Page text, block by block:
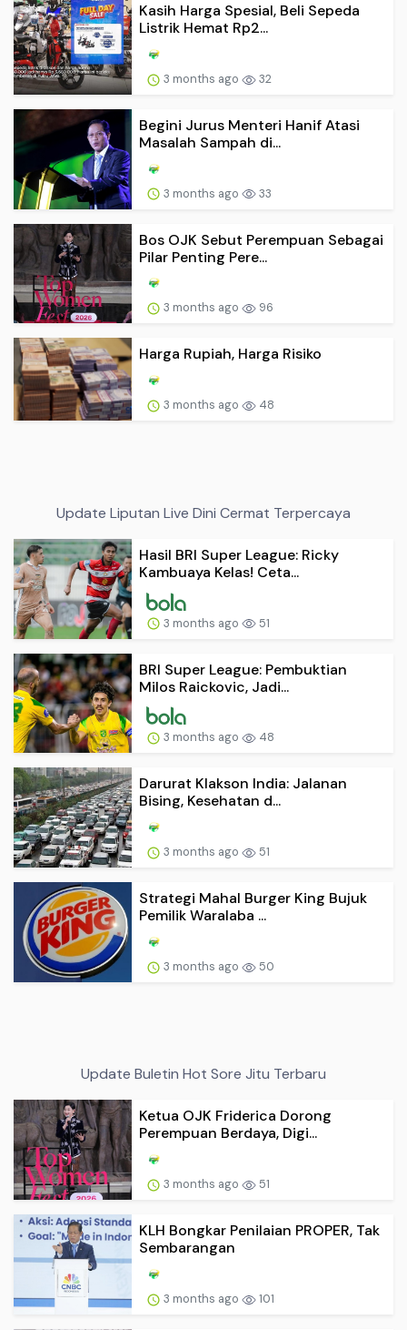
Kasih Harga Spesial, Beli Sepeda
Listrik Hemat Rp2...
3 months ago 32
Begini Jurus Menteri Hanif Atasi
Masalah Sampah di...
3 months ago 33
Bos OJK Sebut Perempuan Sebagai
Pilar Penting Pere...
3 months ago 96
Harga Rupiah, Harga Risiko
3 months ago 48
Update Liputan Live Dini Cermat Terpercaya
Hasil BRI Super League: Ricky
Kambuaya Kelas! Ceta...
3 months ago 51
BRI Super League: Pembuktian
Milos Raickovic, Jadi...
3 months ago 48
Darurat Klakson India: Jalanan
Bising, Kesehatan d...
3 months ago 51
Strategi Mahal Burger King Bujuk
Pemilik Waralaba ...
3 months ago 50
Update Buletin Hot Sore Jitu Terbaru
Ketua OJK Friderica Dorong
Perempuan Berdaya, Digi...
3 months ago 51
KLH Bongkar Penilaian PROPER, Tak
Sembarangan
3 months ago 101